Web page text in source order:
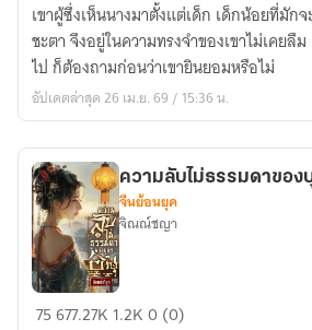
เพียง
นาง
เขาผู้ซึ่งเห็นนางมาตั้งแต่เด็ก เด็กน้อยที่มัก
ชะตา จึงอยู่ในความทรงจำของเขาไม่เคยลื
ไป ก็ต้องถามก่อนว่าเขายินยอมหรือไม่
อัปเดตล่าสุด 26 เม.ย. 69 / 15:36 น.
ความ
ความลับไม่ธรรมดาของ
จีนย้อนยุค
จิณณ์ชญา
75677.27K 1.2K0 (0)